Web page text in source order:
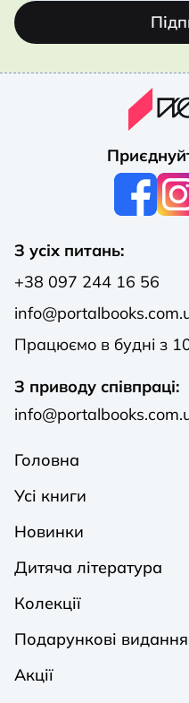
З усіх питань:
+38 097 244 16 56
Працюємо в будні з
З приводу співпраці:
Головна
Усі книги
Новинки
Дитяча література
Колекції
Подарункові видання
Акції